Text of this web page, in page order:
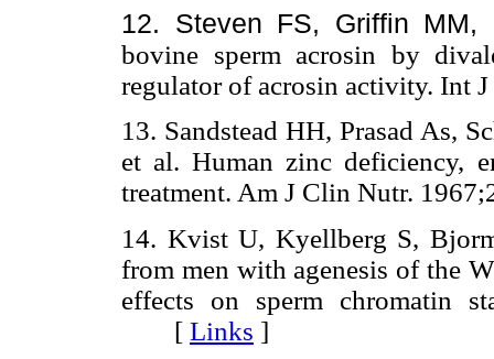
12. Steven FS, Griffin
bovine sperm acrosin by
regulator of acrosin activity. Int
13. Sandstead HH, Prasad As,
et al. Human zinc deficiency,
treatment. Am J Clin Nutr.
14. Kvist U, Kyellberg S,
from men with agenesis of the
effects on sperm chromatin
[ Links ]